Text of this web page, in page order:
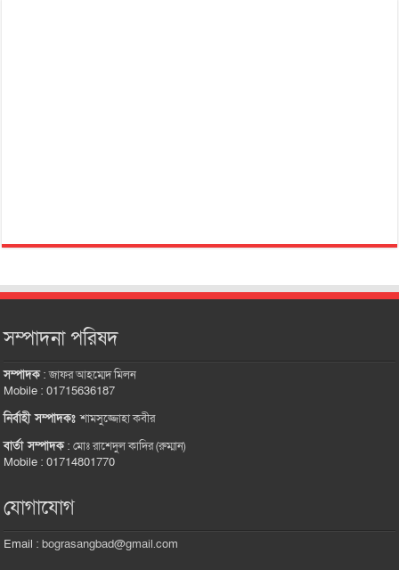
সম্পাদনা পরিষদ
সম্পাদক:জাফর আহম্মেদ মিলন
Mobile : 01715636187
নির্বাহী সম্পাদকঃশামসুজ্জোহা কবীর
বার্তা সম্পাদক:মোঃ রাশেদুল কাদির (রুম্মান)
Mobile : 01714801770
যোগাযোগ
Email :bograsangbad@gmail.com